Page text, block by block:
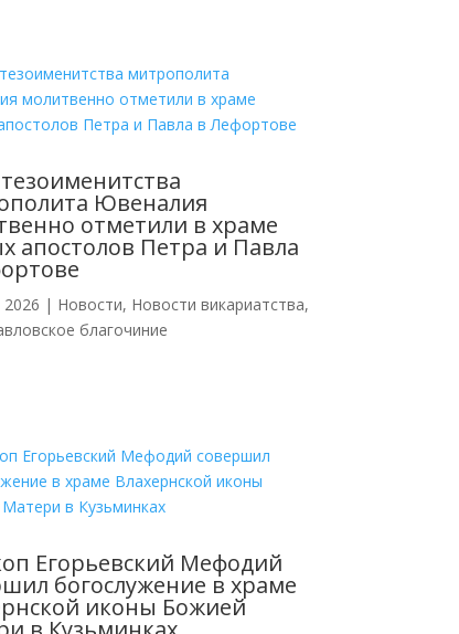
Ювеналия
отметили в храме
апостолов Петра и Павла
| Новости, Новости викариатства,
благочиние
Егорьевский Мефодий
богослужение в храме
иконы Божией